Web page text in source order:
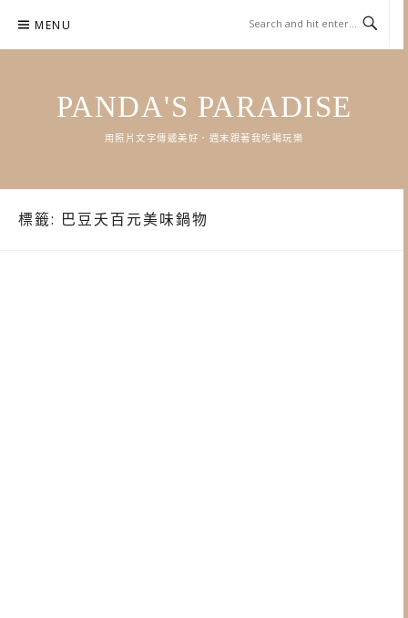
content
MENU
PANDA'S PARADISE
用照片文字傳遞美好．週末跟著我吃喝玩樂
標籤: 巴豆夭百元美味鍋物